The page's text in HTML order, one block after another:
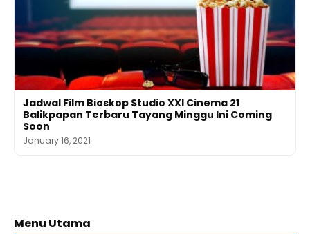
Jadwal Film Bioskop Studio XXI Cinema 21
Balikpapan Terbaru Tayang Minggu Ini Coming
Soon
January 16, 2021
Menu Utama